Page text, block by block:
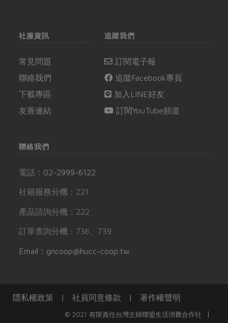
社服資訊
常見問題
聯絡我們
下載專區
友善連結
追蹤我們
訂閱電子報
追蹤Facebook專頁
加入LINE好友
訂閱YouTube頻道
聯絡我們
電話： 02-2999-6122
社籍服務分機：221
產品諮詢分機：222
訂單查詢分機：736、739
Email：gncoop@hucc-coop.tw
隱私權政策 | 社員同意條款 | 著作權聲明
© 2021 有限責任台灣主婦聯盟生活消費合作社 |